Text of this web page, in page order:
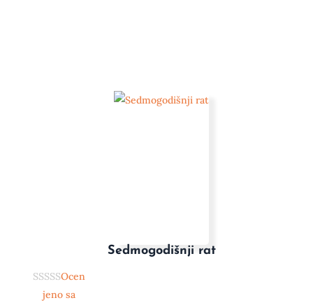
Sedmogodišnji rat
Ocen
jeno sa